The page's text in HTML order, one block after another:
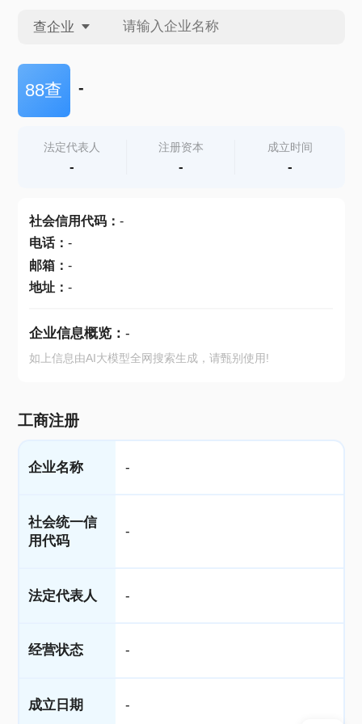
查企业
查企业
查产地
88查 -
法定代表人
-
注册资本
-
成立时间
-
社会信用代码： -
电话： -
邮箱： -
地址： -
企业信息概览： -
如上信息由AI大模型全网搜索生成，请甄别使用!
工商注册
企业名称 -
社会统一信
用代码
-
法定代表人 -
经营状态 -
成立日期 -